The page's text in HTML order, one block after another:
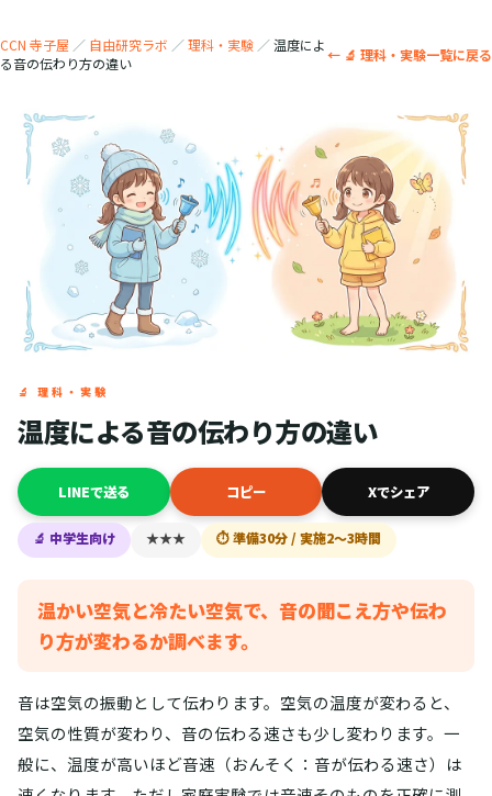
CCN 寺子屋 ／ 自由研究ラボ ／理科・実験 ／温度によ
る音の伝わり方の違い
← 🔬 理科・実験一覧に戻る
🔬 理科・実験
温度による音の伝わり方の違い
LINEで送る コピー Xでシェア
🔬 中学生向け ★★★ ⏱ 準備30分 / 実施2〜3時間
温かい空気と冷たい空気で、音の聞こえ方や伝わ
り方が変わるか調べます。
音は空気の振動として伝わります。空気の温度が変わると、
空気の性質が変わり、音の伝わる速さも少し変わります。一
般に、温度が高いほど音速（おんそく：音が伝わる速さ）は